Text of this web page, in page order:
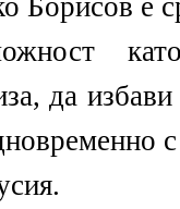
Борисов е
да
с